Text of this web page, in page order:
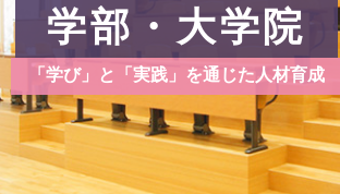
学部・大学院
「学び」と「実践」を通じた人材育成